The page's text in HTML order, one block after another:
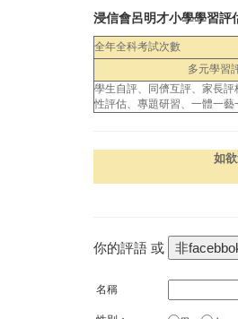
浸信會呂明才小學學習評
全年全科考試次數
多元學習
學生自評、同儕互評、家長
性評估、專題研習、一體一藝
如
你的評語 或
名稱